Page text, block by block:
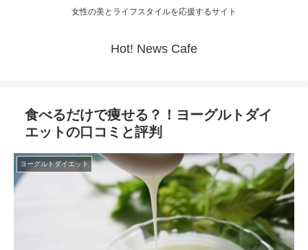
女性の美とライフスタイルを応援するサイト
Hot! News Cafe
食べるだけで痩せる？！ヨーグルトダイ
エットの口コミと評判
ヨーグルトダイエット